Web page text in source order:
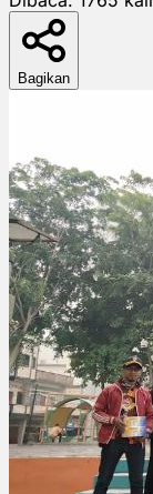
Bagikan